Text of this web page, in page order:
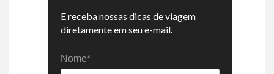
E receba nossas dicas de viagem
diretamente em seu e-mail.
Nome*